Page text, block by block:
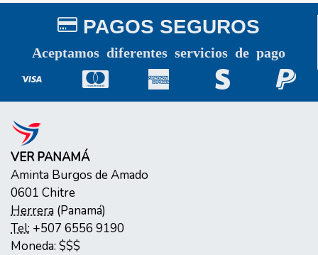
PAGOS SEGUROS
Aceptamos diferentes servicios de pago
VER PANAMÁ
Aminta Burgos de Amado
0601 Chitre
Herrera (Panamá)
Tel: +507 6556 9190
Moneda: $$$